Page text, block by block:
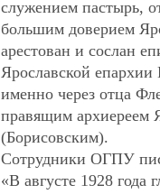
служением пастырь,
большим доверием
арестован и сослан
Ярославской
именно через отца
правящим архиереем
(Борисовским).
Сотрудники ОГПУ
«В августе 1928 года